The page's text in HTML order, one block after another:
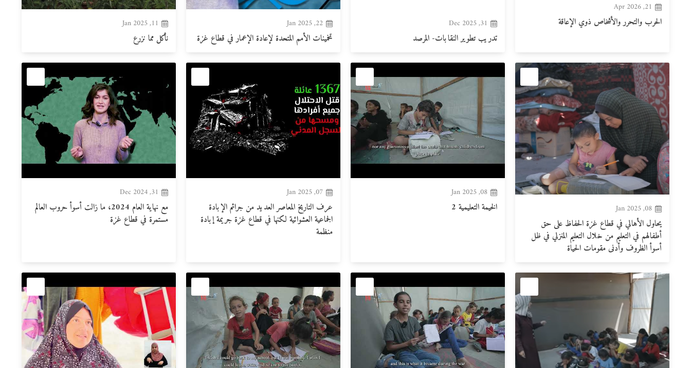
21, Apr 2026
الحرب والتحرر والأشخاص ذوي الإعاقة 31, Dec 2025
تدريب تطوير النقابات- المرصد
22, Jan 2025
تخمينات الأمم المتحدة لإعادة الإعمار في قطاع غزة
11, Jan 2025
نأكل مما نزرع
08, Jan 2025
يحاول الأهالي في قطاع غزة الحفاظ على حق
أطفالهم في التعليم من خلال التعليم المنزلي في ظل
أسوأ الظروف وأدنى مقومات الحياة
08, Jan 2025
الخيمة التعليمية 2
07, Jan 2025
عرف التاريخ المعاصر العديد من جرائم الإبادة
الجماعية العشوائية لكنها في قطاع غزة جريمة إبادة
منظمة
31, Dec 2024
مع نهاية العام 2024، ما زالت أسوأ حروب العالم
مستمرة في قطاع غزة